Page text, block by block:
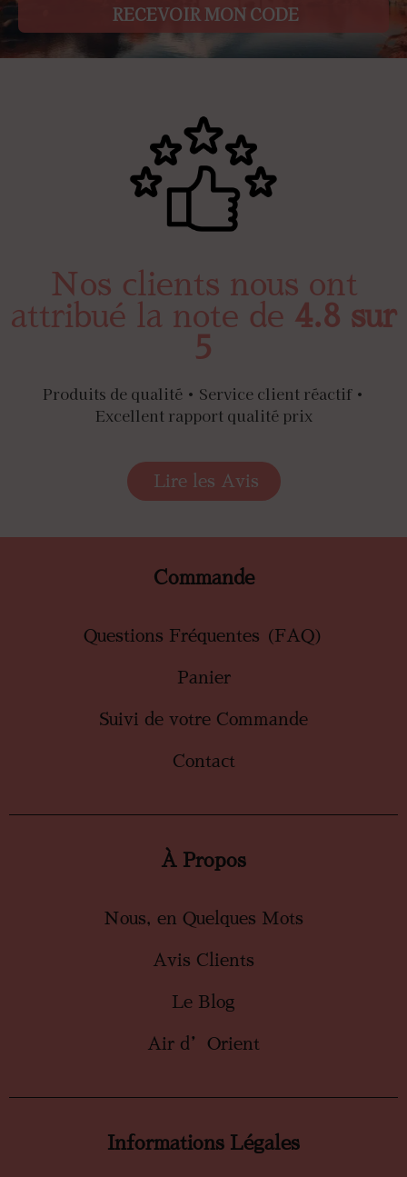
RECEVOIR MON CODE
Nos clients nous ont
attribué la note de 4.8 sur
5
Produits de qualité • Service client réactif •
Excellent rapport qualité prix
Lire les Avis
Commande
Questions Fréquentes (FAQ)
Panier
Suivi de votre Commande
Contact
À Propos
Nous, en Quelques Mots
Avis Clients
Le Blog
Air d’Orient
Informations Légales